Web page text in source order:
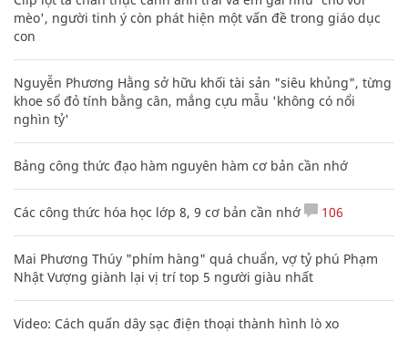
mèo', người tinh ý còn phát hiện một vấn đề trong giáo dục
con
Nguyễn Phương Hằng sở hữu khối tài sản "siêu khủng", từng
khoe sổ đỏ tính bằng cân, mắng cựu mẫu 'không có nổi
nghìn tỷ'
Bảng công thức đạo hàm nguyên hàm cơ bản cần nhớ
Các công thức hóa học lớp 8, 9 cơ bản cần nhớ 106
Mai Phương Thúy "phím hàng" quá chuẩn, vợ tỷ phú Phạm
Nhật Vượng giành lại vị trí top 5 người giàu nhất
Video: Cách quấn dây sạc điện thoại thành hình lò xo